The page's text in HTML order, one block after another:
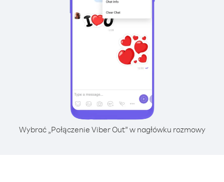
Wybrać „Połączenie Viber Out” w nagłówku rozmowy